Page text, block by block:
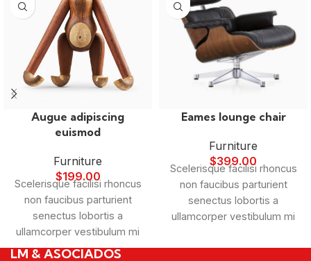
Augue adipiscing
euismod
Furniture
$199.00
Scelerisque facilisi rhoncus
non faucibus parturient
senectus lobortis a
ullamcorper vestibulum mi
nibh ultricies a parturient
Eames lounge chair
Furniture
$399.00
Scelerisque facilisi rhoncus
non faucibus parturient
senectus lobortis a
ullamcorper vestibulum mi
gravida a vestibulum leo
LM & ASOCIADOS